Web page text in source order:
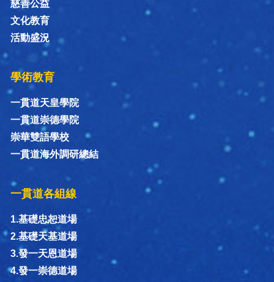
慈善公益
文化教育
活動盛況
學術教育
一貫道天皇學院
一貫道崇德學院
崇華雙語學校
一貫道海外調研總結
一貫道各組線
1.基礎忠恕道場
2.基礎天基道場
3.發一天恩道場
4.發一崇德道場